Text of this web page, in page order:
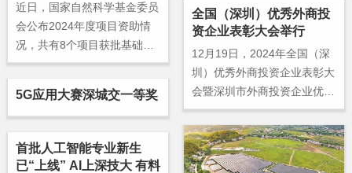
近日，国家自然科学基金委员
会公布2024年度项目资助情
况，共有8个项目获批基础科
学中心项目B类。中国科学院
该项目。
全国（深圳）优秀外商投
资企业表彰大会举行
12月19日，2024年全国（深
圳）优秀外商投资企业表彰大
会暨深圳市外商投资企业优秀
管理者表彰大会在深圳福田香
格里拉大酒店举行。
5G应用大赛深城交一等奖
首批人工智能专业新生
已“上线” AI上深技大 有料